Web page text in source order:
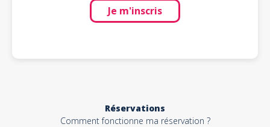
Je m'inscris
Réservations
Comment fonctionne ma réservation ?